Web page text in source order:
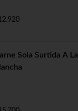
Sola Surtida A La